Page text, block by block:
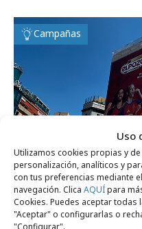
Uso
Utilizamos cookies propias y
personalización, analíticos y
con tus preferencias mediante
navegación. Clica AQUÍpara
Cookies. Puedes aceptar
"Aceptar" o configurarlas o
"Configurar".
Campañas